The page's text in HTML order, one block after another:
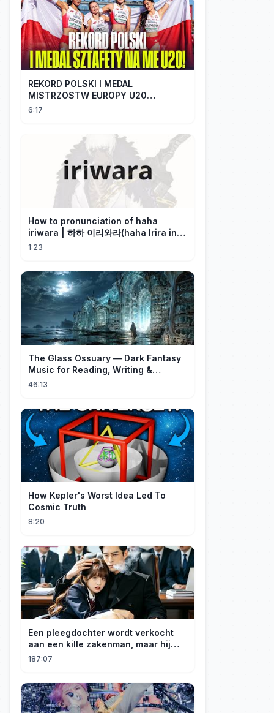
REKORD POLSKI I MEDAL
MISTRZOSTW EUROPY U20
SZTAFETY 4 X 100 METRÓW KOBIET
6:17
How to pronunciation of haha
iriwara | 하하 이리와라(haha Irira in
Korean)
1:23
The Glass Ossuary — Dark Fantasy
Music for Reading, Writing &
Ancient Archives
46:13
How Kepler's Worst Idea Led To
Cosmic Truth
8:20
Een pleegdochter wordt verkocht
aan een kille zakenman, maar hij
wordt verliefd op haar en neemt
187:07